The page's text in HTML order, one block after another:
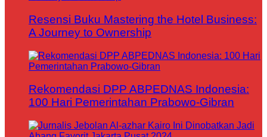
Resensi Buku Mastering the Hotel Business:
A Journey to Ownership
Rekomendasi DPP ABPEDNAS Indonesia:
100 Hari Pemerintahan Prabowo-Gibran